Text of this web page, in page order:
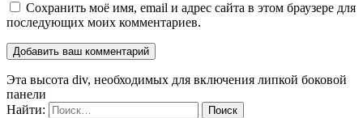
Сохранить моё имя, email и адрес сайта в этом браузере для
последующих моих комментариев.
Эта высота div, необходимых для включения липкой боковой
панели
Найти: